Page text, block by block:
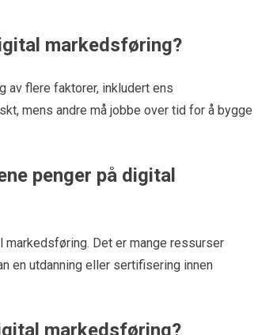
markedsføring?
av flere faktorer, inkludert ens
mens andre må jobbe over tid for å bygge
penger på digital
markedsføring. Det er mange ressurser
en utdanning eller sertifisering innen